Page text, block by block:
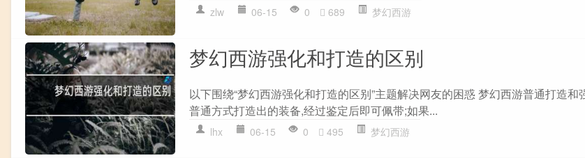
zlw 06-15 0 689 梦幻西游
梦幻西游强化和打造的区别
以下围绕“梦幻西游强化和打造的区别”主题解决网友的困惑 梦幻西游普通打造和
普通方式打造出的装备,经过鉴定后即可佩带;如果...
lhx 06-15 0 495 梦幻西游